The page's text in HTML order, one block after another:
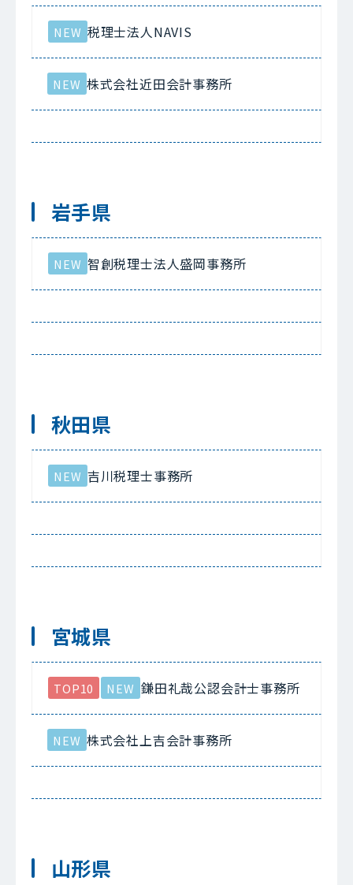
NEW 税理士法人NAVIS
NEW 株式会社近田会計事務所
岩手県
NEW 智創税理士法人盛岡事務所
秋田県
NEW 吉川税理士事務所
宮城県
TOP10 NEW 鎌田礼哉公認会計士事務所
NEW 株式会社上吉会計事務所
山形県